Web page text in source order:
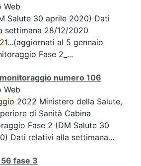
Web
Salute 30 aprile 2020) Dati
settimana 28/12/2020
...(aggiornati al 5 gennaio
Fase 2_...
numero 106
Web
2022 Ministero della Salute,
di Sanità Cabina
Fase 2 (DM Salute 30
Dati relativi alla settimana...
fase 3